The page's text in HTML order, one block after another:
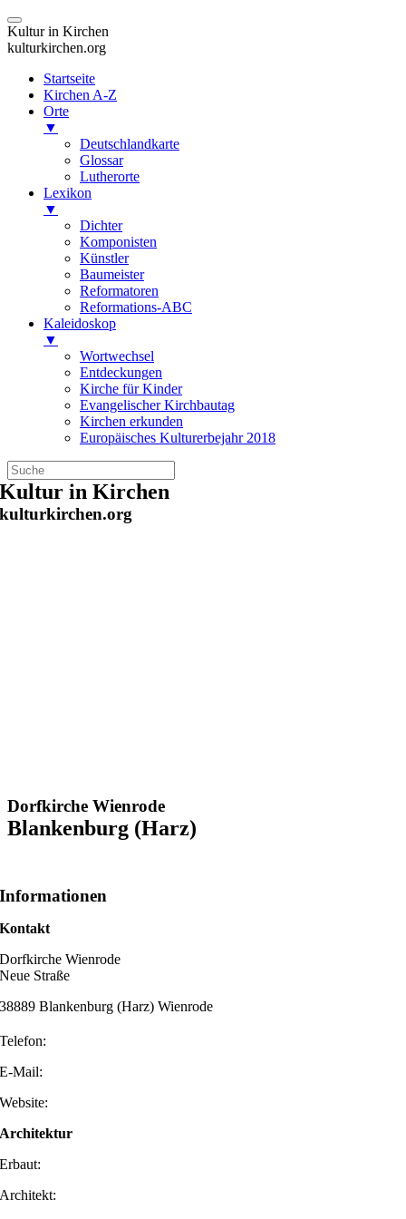
Kultur in Kirchen
kulturkirchen.org
Startseite
Kirchen A-Z
Orte
▼
Deutschlandkarte
Glossar
Lutherorte
Lexikon
▼
Dichter
Komponisten
Künstler
Baumeister
Reformatoren
Reformations-ABC
Kaleidoskop
▼
Wortwechsel
Entdeckungen
Kirche für Kinder
Evangelischer Kirchbautag
Kirchen erkunden
Europäisches Kulturerbejahr 2018
Zum
Inhalt
springen
Kultur in Kirchen
kulturkirchen.org
Dorfkirche Wienrode
Blankenburg (Harz)
Informationen
Kontakt
Dorfkirche Wienrode
Neue Straße
38889 Blankenburg (Harz) Wienrode
Telefon:
E-Mail:
Website:
Architektur
Erbaut:
Architekt: